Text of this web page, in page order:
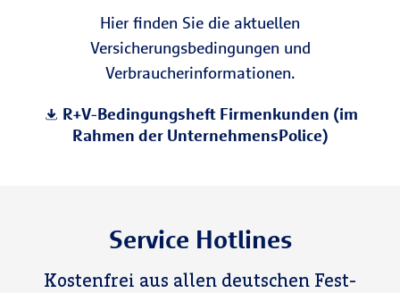
Hier finden Sie die aktuellen
Versicherungsbedingungen und
Verbraucherinformationen.
R+V-Bedingungsheft Firmenkunden (im
Rahmen der UnternehmensPolice)
Service Hotlines
Kostenfrei aus allen deutschen Fest-